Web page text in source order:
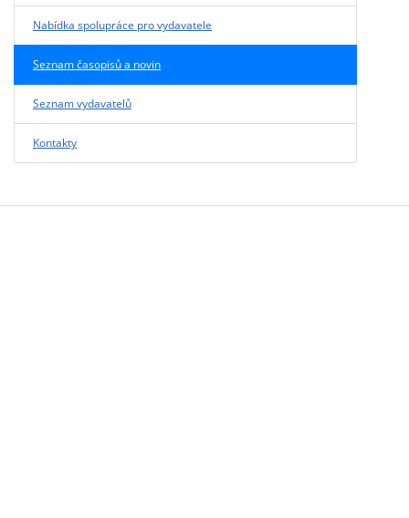
Nabídka spolupráce pro vydavatele
Seznam časopisů a novin
Seznam vydavatelů
Kontakty